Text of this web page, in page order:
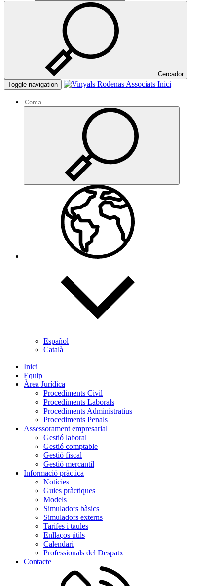
Cercador
Toggle navigation
Inici
Español
Català
Inici
Equip
Àrea Jurídica
Procediments Civil
Procediments Laborals
Procediments Administratius
Procediments Penals
Assessorament empresarial
Gestió laboral
Gestió comptable
Gestió fiscal
Gestió mercantil
Informació pràctica
Notícies
Guies pràctiques
Models
Simuladors bàsics
Simuladors externs
Tarifes i taules
Enllaços útils
Calendari
Professionals del Despatx
Contacte